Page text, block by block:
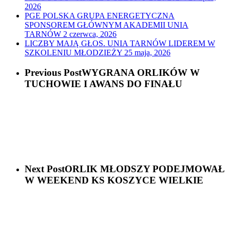
2026
PGE POLSKA GRUPA ENERGETYCZNA
SPONSOREM GŁÓWNYM AKADEMII UNIA
TARNÓW 2 czerwca, 2026
LICZBY MAJĄ GŁOS. UNIA TARNÓW LIDEREM W
SZKOLENIU MŁODZIEŻY 25 maja, 2026
Previous PostWYGRANA ORLIKÓW W
TUCHOWIE I AWANS DO FINAŁU
Next PostORLIK MŁODSZY PODEJMOWAŁ
W WEEKEND KS KOSZYCE WIELKIE